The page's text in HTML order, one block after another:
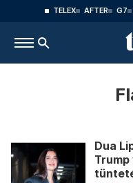
TELEX AFTER G7
Dua
Trump